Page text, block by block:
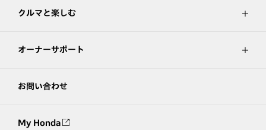
クルマと楽しむ
オーナーサポート
お問い合わせ
My Honda